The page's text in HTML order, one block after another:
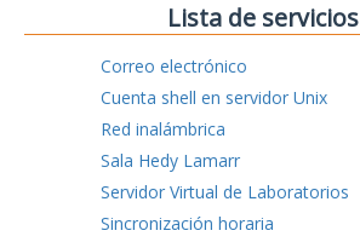
Lista de servicios
Correo electrónico
Cuenta shell en servidor Unix
Red inalámbrica
Sala Hedy Lamarr
Servidor Virtual de Laboratorios
Sincronización horaria